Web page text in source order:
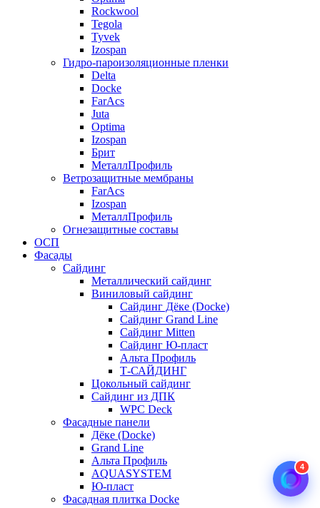
Rockwool
Tegola
Tyvek
Izospan
Гидро-пароизоляционные пленки
Delta
Docke
FarAcs
Juta
Optima
Izospan
Брит
МеталлПрофиль
Ветрозащитные мембраны
FarAcs
Izospan
МеталлПрофиль
Огнезащитные составы
ОСП
Фасады
Сайдинг
Металлический сайдинг
Виниловый сайдинг
Сайдинг Дёке (Docke)
Сайдинг Grand Line
Сайдинг Mitten
Сайдинг Ю-пласт
Альта Профиль
Т-САЙДИНГ
Цокольный сайдинг
Сайдинг из ДПК
WPC Deck
Фасадные панели
Дёке (Docke)
Grand Line
Альта Профиль
AQUASYSTEM
Ю-пласт
Фасадная плитка Docke
4